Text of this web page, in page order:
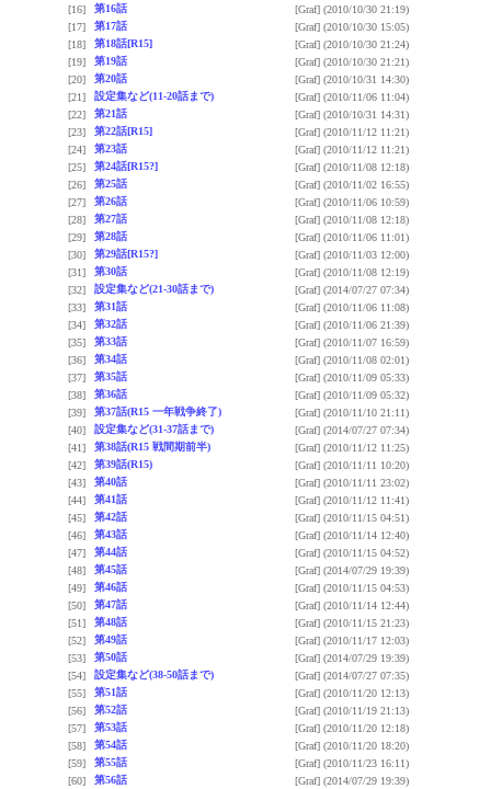
[16]
第16話 [Graf] (2010/10/30 21:19)
[17]
第17話 [Graf] (2010/10/30 15:05)
[18]
第18話[R15] [Graf] (2010/10/30 21:24)
[19]
第19話 [Graf] (2010/10/30 21:21)
[20]
第20話 [Graf] (2010/10/31 14:30)
[21]
設定集など(11-20話まで) [Graf] (2010/11/06 11:04)
[22]
第21話 [Graf] (2010/10/31 14:31)
[23]
第22話[R15] [Graf] (2010/11/12 11:21)
[24]
第23話 [Graf] (2010/11/12 11:21)
[25]
第24話[R15?] [Graf] (2010/11/08 12:18)
[26]
第25話 [Graf] (2010/11/02 16:55)
[27]
第26話 [Graf] (2010/11/06 10:59)
[28]
第27話 [Graf] (2010/11/08 12:18)
[29]
第28話 [Graf] (2010/11/06 11:01)
[30]
第29話[R15?] [Graf] (2010/11/03 12:00)
[31]
第30話 [Graf] (2010/11/08 12:19)
[32]
設定集など(21-30話まで) [Graf] (2014/07/27 07:34)
[33]
第31話 [Graf] (2010/11/06 11:08)
[34]
第32話 [Graf] (2010/11/06 21:39)
[35]
第33話 [Graf] (2010/11/07 16:59)
[36]
第34話 [Graf] (2010/11/08 02:01)
[37]
第35話 [Graf] (2010/11/09 05:33)
[38]
第36話 [Graf] (2010/11/09 05:32)
[39]
第37話(R15 一年戦争終了) [Graf] (2010/11/10 21:11)
[40]
設定集など(31-37話まで) [Graf] (2014/07/27 07:34)
[41]
第38話(R15 戦間期前半) [Graf] (2010/11/12 11:25)
[42]
第39話(R15) [Graf] (2010/11/11 10:20)
[43]
第40話 [Graf] (2010/11/11 23:02)
[44]
第41話 [Graf] (2010/11/12 11:41)
[45]
第42話 [Graf] (2010/11/15 04:51)
[46]
第43話 [Graf] (2010/11/14 12:40)
[47]
第44話 [Graf] (2010/11/15 04:52)
[48]
第45話 [Graf] (2014/07/29 19:39)
[49]
第46話 [Graf] (2010/11/15 04:53)
[50]
第47話 [Graf] (2010/11/14 12:44)
[51]
第48話 [Graf] (2010/11/15 21:23)
[52]
第49話 [Graf] (2010/11/17 12:03)
[53]
第50話 [Graf] (2014/07/29 19:39)
[54]
設定集など(38-50話まで) [Graf] (2014/07/27 07:35)
[55]
第51話 [Graf] (2010/11/20 12:13)
[56]
第52話 [Graf] (2010/11/19 21:13)
[57]
第53話 [Graf] (2010/11/20 12:18)
[58]
第54話 [Graf] (2010/11/20 18:20)
[59]
第55話 [Graf] (2010/11/23 16:11)
[60]
第56話 [Graf] (2014/07/29 19:39)